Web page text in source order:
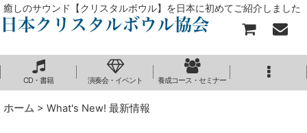
癒しのサウンド【クリスタルボウル】を日本に初めてご紹介しました
CD・書籍 演奏会・イベント 養成コース・セミナー
ホーム > What's New! 最新情報